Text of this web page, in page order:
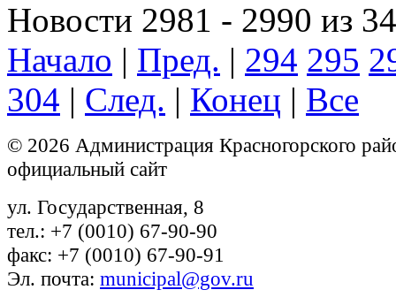
Новости 2981 - 2990 из
Начало | Пред. | 294 295
304 | След. | Конец | Все
© 2026 Администрация Красногорского
официальный сайт
ул. Государственная, 8
тел.: +7 (0010) 67-90-90
факс: +7 (0010) 67-90-91
Эл. почта: municipal@gov.ru